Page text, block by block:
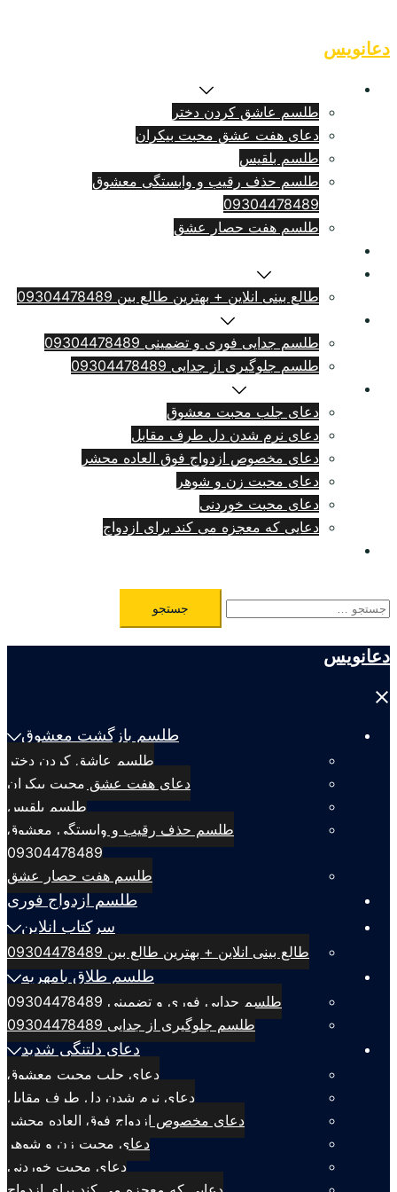
to
content
دعانویس
طلسم عاشق کردن دختر
دعای هفت عشق محبت بیکران
طلسم بلقيس
طلسم حذف رقیب و وابستگی معشوق
09304478489
طلسم هفت حصار عشق
طالع بینی انلاین + بهترین طالع بین 09304478489
طلسم جدایی فوری و تضمینی 09304478489
طلسم جلوگیری از جدایی 09304478489
دعای جلب محبت معشوق
دعای نرم شدن دل طرف مقابل
دعای مخصوص ازدواج فوق العاده محشر
دعای محبت زن و شوهر
دعای محبت خوردنی
دعایی که معجزه می کند برای ازدواج
جستجو
برای:
دعانویس
Close
طلسم بازگشت معشوق
طلسم عاشق کردن دختر
دعای هفت عشق محبت بیکران
طلسم بلقيس
طلسم حذف رقیب و وابستگی معشوق
09304478489
طلسم هفت حصار عشق
طلسم ازدواج فوری
سرکتاب انلاین
طالع بینی انلاین + بهترین طالع بین 09304478489
طلسم طلاق بامهریه
طلسم جدایی فوری و تضمینی 09304478489
طلسم جلوگیری از جدایی 09304478489
دعای دلتنگی شدید
دعای جلب محبت معشوق
دعای نرم شدن دل طرف مقابل
دعای مخصوص ازدواج فوق العاده محشر
دعای محبت زن و شوهر
دعای محبت خوردنی